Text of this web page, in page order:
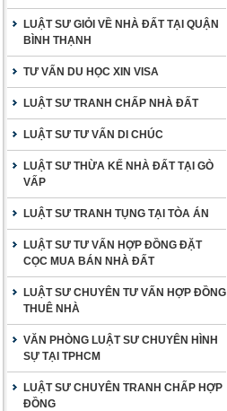
LUẬT SƯ GIỎI VỀ NHÀ ĐẤT TẠI QUẬN
BÌNH THẠNH
TƯ VẤN DU HỌC XIN VISA
LUẬT SƯ TRANH CHẤP NHÀ ĐẤT
LUẬT SƯ TƯ VẤN DI CHÚC
LUẬT SƯ THỪA KẾ NHÀ ĐẤT TẠI GÒ
VẤP
LUẬT SƯ TRANH TỤNG TẠI TÒA ÁN
LUẬT SƯ TƯ VẤN HỢP ĐỒNG ĐẶT
CỌC MUA BÁN NHÀ ĐẤT
LUẬT SƯ CHUYÊN TƯ VẤN HỢP ĐỒNG
THUÊ NHÀ
VĂN PHÒNG LUẬT SƯ CHUYÊN HÌNH
SỰ TẠI TPHCM
LUẬT SƯ CHUYÊN TRANH CHẤP HỢP
ĐỒNG